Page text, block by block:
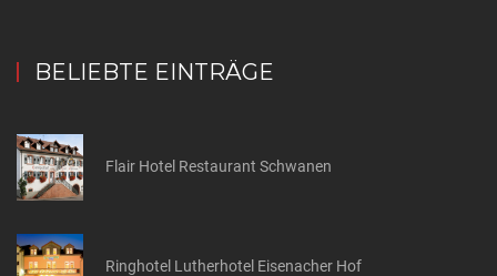
BELIEBTE EINTRÄGE
Flair Hotel Restaurant Schwanen
Ringhotel Lutherhotel Eisenacher Hof